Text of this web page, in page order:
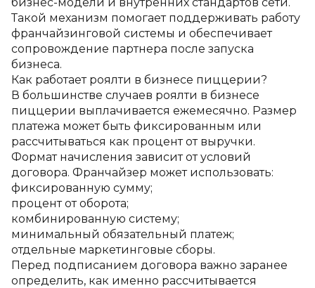
Такой механизм помогает поддерживать работу
франчайзинговой системы и обеспечивает
сопровождение партнера после запуска
бизнеса.
Как работает роялти в бизнесе пиццерии?
В большинстве случаев роялти в бизнесе
пиццерии выплачивается ежемесячно. Размер
платежа может быть фиксированным или
рассчитываться как процент от выручки.
Формат начисления зависит от условий
договора. Франчайзер может использовать:
фиксированную сумму;
процент от оборота;
комбинированную систему;
минимальный обязательный платеж;
отдельные маркетинговые сборы.
Перед подписанием договора важно заранее
определить, как именно рассчитывается